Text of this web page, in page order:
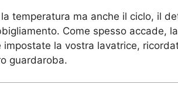
temperatura ma anche il ciclo, il
Come spesso accade,
la vostra lavatrice,
guardaroba.